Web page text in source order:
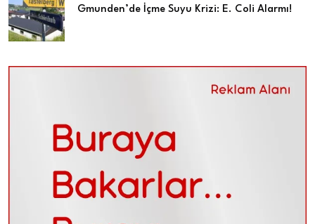
Gmunden’de İçme Suyu Krizi: E. Coli Alarmı!